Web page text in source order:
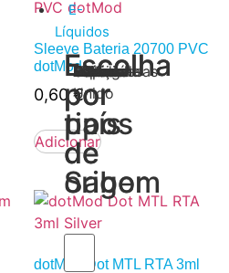
E-
Líquidos
Escolha
por
tipos
de
Sabor
Tabaco
Frutas
Bebidas
Frescos
Sobremesas
Escolha
por
país
de
origem
Portugal
Alemanha
USA
Reino
Unido
Canadá
França
Malásia
Filipinas
Espanha
Polónia
Grécia
Sleeve Bateria 20700 PVC
dotMod
0,60€
Adicionar
dotMod Dot MTL RTA 3ml